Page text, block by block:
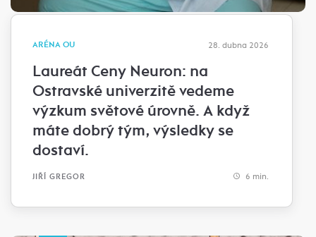
ARÉNA OU 28. dubna 2026
Laureát Ceny Neuron: na
Ostravské univerzitě vedeme
výzkum světové úrovně. A když
máte dobrý tým, výsledky se
dostaví.
JIŘÍ GREGOR 6 min.